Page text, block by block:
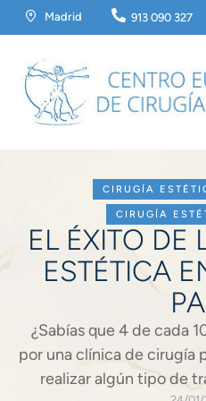
Madrid 913 090 327
CIRUGÍA
CIRUGÍA
EL ÉXITO DE
ESTÉTICA
¿Sabías que 4 de cada
por una clínica de cirugía
realizar algún tipo de